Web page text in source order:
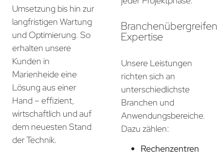
Umsetzung bis hin zur
langfristigen Wartung
und Optimierung. So
erhalten unsere
Kunden in
Marienheide eine
Lösung aus einer
Hand – effizient,
wirtschaftlich und auf
dem neuesten Stand
der Technik.
Expertise
Unsere Leistungen
richten sich an
unterschiedlichste
Branchen und
Anwendungsbereiche.
Dazu zählen:
Rechenzentren